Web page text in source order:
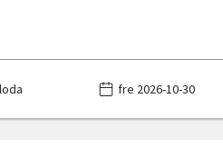
fre 2026-10-30